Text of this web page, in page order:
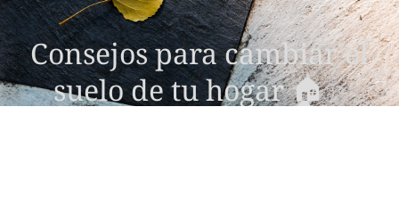
Consejos para cambiar el
suelo de tu hogar 🏠✨